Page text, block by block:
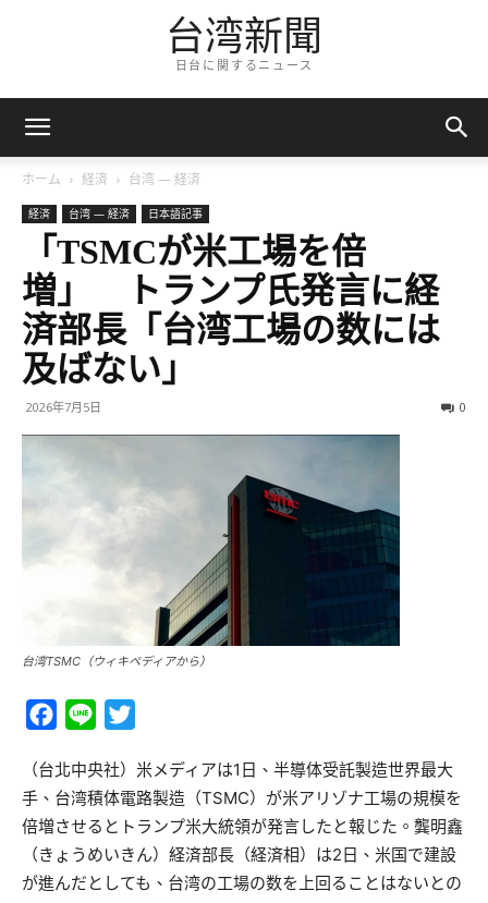
台湾新聞
日台に関するニュース
ホーム 経済 台湾 — 経済
経済 台湾 — 経済 日本語記事
「TSMCが米工場を倍
増」 トランプ氏発言に経
済部長「台湾工場の数には
及ばない」
2026年7月5日 0
台湾TSMC（ウィキペディアから）
Facebook
Line
（台北中央社）米メディアは1日、半導体受託製造世界最大
手、台湾積体電路製造（TSMC）が米アリゾナ工場の規模を
倍増させるとトランプ米大統領が発言したと報じた。龔明鑫
（きょうめいきん）経済部長（経済相）は2日、米国で建設
が進んだとしても、台湾の工場の数を上回ることはないとの